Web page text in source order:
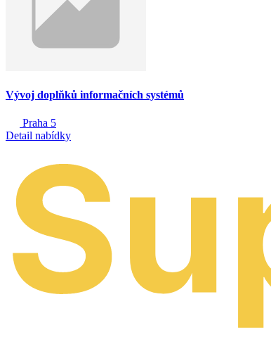
Vývoj doplňků informačních systémů
Praha 5
Detail nabídky